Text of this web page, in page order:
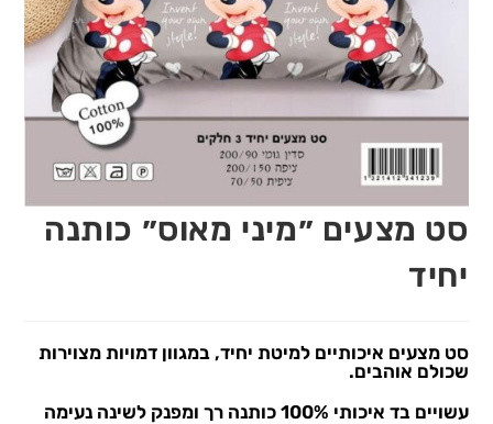
סט מצעים ״מיני מאוס״ כותנה
יחיד
סט מצעים איכותיים למיטת יחיד, במגוון דמויות מצוירות
שכולם אוהבים.
עשויים בד איכותי 100% כותנה רך ומפנק לשינה נעימה